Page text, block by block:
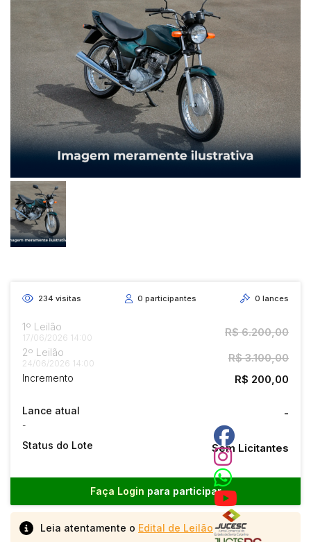
234 visitas 0 participantes 0 lances
1º Leilão
17/06/2026 14:00 R$ 6.200,00
2º Leilão
24/06/2026 14:00 R$ 3.100,00
Incremento R$ 200,00
Lance atual
-
-
Status do Lote Sem Licitantes
Faça Login para participar
Leia atentamente o Edital de Leilão